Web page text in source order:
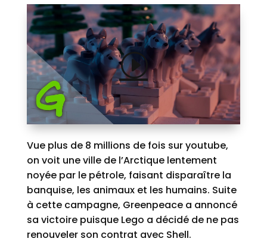
Vue plus de 8 millions de fois sur youtube,
on voit une ville de l’Arctique lentement
noyée par le pétrole, faisant disparaître la
banquise, les animaux et les humains. Suite
à cette campagne, Greenpeace a annoncé
sa victoire puisque Lego a décidé de ne pas
renouveler son contrat avec Shell.